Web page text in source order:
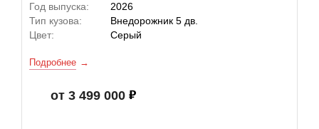
Год выпуска:
2026
Тип кузова:
Внедорожник 5 дв.
Цвет:
Серый
Подробнее
от 3 499 000